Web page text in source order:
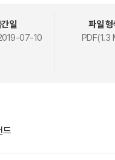
나 아직까지도 코칭이 무엇
름을 들어본 적이 있지만,
할 수 있도록 코칭학 서적
일
07-10
파일 형
PDF(1.3
드